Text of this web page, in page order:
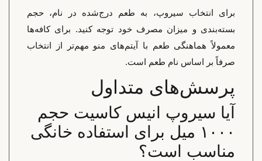
برای انتخاب سیروپ، به طعم درج‌شده در نام، حجم
بسته‌بندی و میزان مصرف خود توجه کنید. برای کافه‌ها
معمولاً هماهنگی طعم با آیتم‌های منو مهم‌تر از انتخاب
صرفاً بر اساس نام طعم است.
پرسش‌های متداول
آیا سیروپ انیس کاسیت حجم
۱۰۰۰ میل برای استفاده خانگی
مناسب است؟